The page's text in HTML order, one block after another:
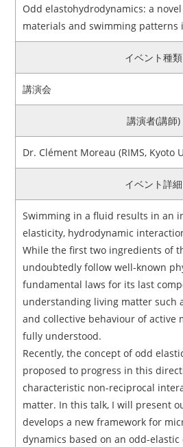
国際交流・留学
広報
リンク
サイトポリシー
Odd elastohydrodynamics: a
materials and swimming patterns
イベント種類
講演会
講演者(講師)
Dr. Clément Moreau (RIMS, Kyoto
イベント詳細
Swimming in a fluid results in an
elasticity, hydrodynamic
While the first two ingredients of
undoubtedly follow well-known
fundamental laws for its last
understanding living matter such
and collective behaviour of active
fully understood.
Recently, the concept of odd
proposed to progress in this
characteristic non-reciprocal
matter. In this talk, I will present
develops a new framework for
dynamics based on an odd-